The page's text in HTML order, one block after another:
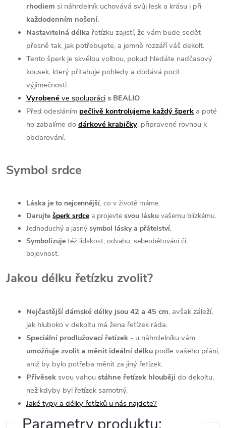
rhodiem si náhrdelník uchovává svůj lesk a krásu i při
každodenním nošení.
Nastavitelná délka řetízku zajistí, že vám bude sedět
přesně tak, jak potřebujete, a jemně rozzáří váš dekolt.
Tento šperk je skvělou volbou, pokud hledáte nadčasový
kousek, který přitahuje pohledy a dodává pocit
výjimečnosti.
Vyrobené ve spolupráci s BEALIO
Před odesláním pečlivě kontrolujeme každý šperk a poté
ho zabalíme do dárkové krabičky, připravené rovnou k
obdarování.
Symbol srdce
Láska je to nejcennější, co v životě máme.
Darujte šperk srdce a projevte svou lásku vašemu blízkému.
⁠Jednoduchý a jasný symbol lásky a přátelství.
Symbolizuje též lidskost, odvahu, sebeobětování či
bojovnost.
Jakou délku řetízku zvolit?
Nejčastější dámské délky jsou 42 a 45 cm, avšak záleží,
jak hluboko v dekoltu má žena řetízek ráda.
Speciální prodlužovací řetízek - u náhrdelníku vám
umožňuje zvolit a měnit ideální délku podle vašeho přání,
aniž by bylo potřeba měnit za jiný řetízek.
Přívěsek svou vahou stáhne řetízek hlouběji do dekoltu,
než kdyby byl řetízek samotný.
Jaké typy a délky řetízků u nás najdete?